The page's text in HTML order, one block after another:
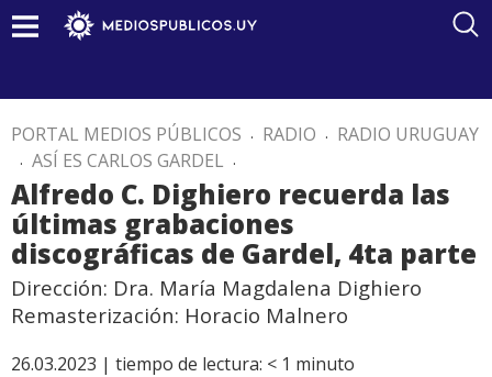
PORTAL MEDIOS PÚBLICOS . RADIO . RADIO URUGUAY
. ASÍ ES CARLOS GARDEL .
Alfredo C. Dighiero recuerda las
últimas grabaciones
discográficas de Gardel, 4ta parte
Dirección: Dra. María Magdalena Dighiero
Remasterización: Horacio Malnero
26.03.2023 | tiempo de lectura: < 1 minuto